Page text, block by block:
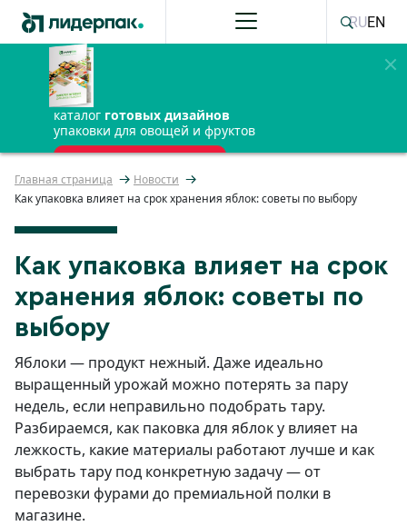
каталог готовых дизайнов
упаковки для овощей и фруктов
ПОЛУЧИТЬ БЕСПЛАТНО
RUEN
Главная страница
Новости
Как упаковка влияет на срок хранения яблок: советы по выбору
Как упаковка влияет на срок
хранения яблок: советы по
выбору
Яблоки — продукт нежный. Даже идеально
выращенный урожай можно потерять за пару
недель, если неправильно подобрать тару.
Разбираемся, как паковка для яблок у влияет на
лежкость, какие материалы работают лучше и как
выбрать тару под конкретную задачу — от
перевозки фурами до премиальной полки в
магазине.